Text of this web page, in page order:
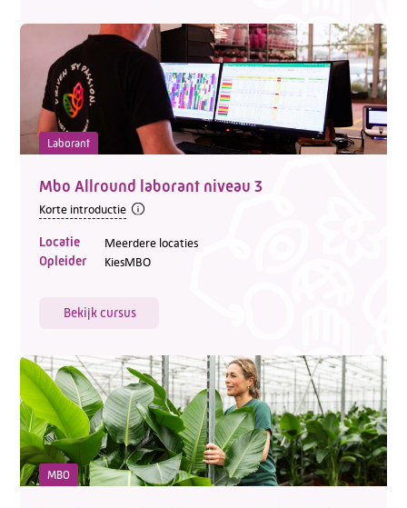
Laborant
Mbo Allround laborant niveau 3
Korte introductie
Locatie Meerdere locaties
Opleider KiesMBO
Bekijk cursus
MBO